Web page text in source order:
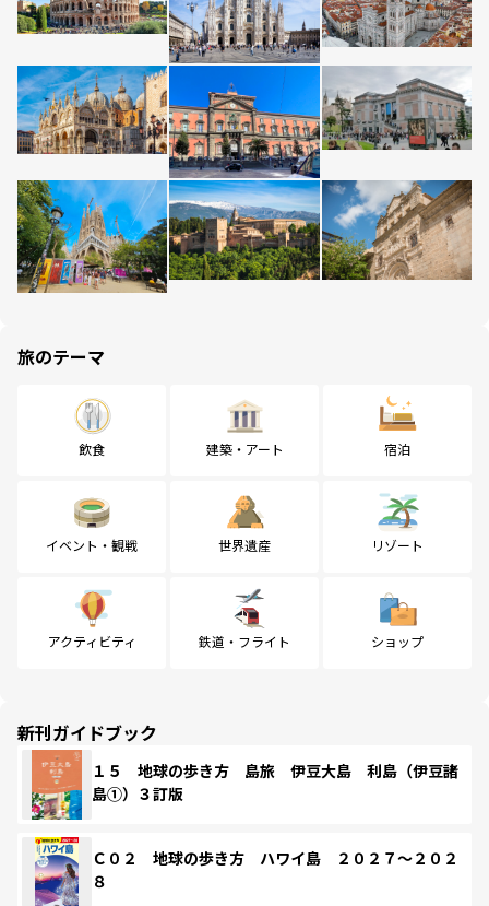
旅のテーマ
飲食 建築・アート 宿泊
イベント・観戦 世界遺産 リゾート
アクティビティ 鉄道・フライト ショップ
新刊ガイドブック
１５ 地球の歩き方 島旅 伊豆大島 利島（伊豆諸
島①）３訂版
Ｃ０２ 地球の歩き方 ハワイ島 ２０２７～２０２
８